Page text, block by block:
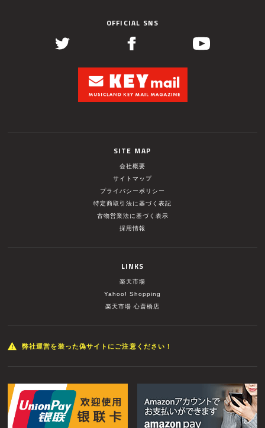
OFFICIAL SNS
SITE MAP
会社概要
サイトマップ
プライバシーポリシー
特定商取引法に基づく表記
古物営業法に基づく表示
採用情報
LINKS
楽天市場
Yahoo! Shopping
楽天市場 心斎橋店
弊社運営を装った偽サイトにご注意ください！